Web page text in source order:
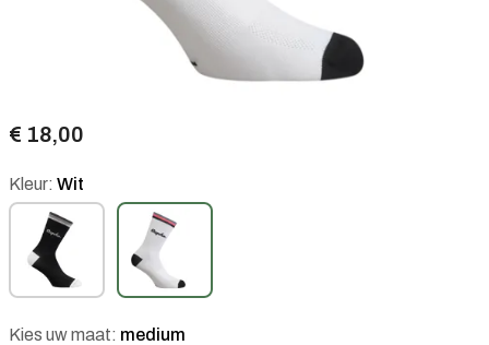
€ 18,00
Kleur: Wit
Kies uw maat: medium